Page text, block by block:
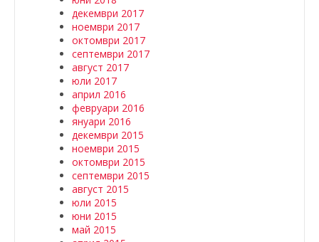
декември 2017
ноември 2017
октомври 2017
септември 2017
август 2017
юли 2017
април 2016
февруари 2016
януари 2016
декември 2015
ноември 2015
октомври 2015
септември 2015
август 2015
юли 2015
юни 2015
май 2015